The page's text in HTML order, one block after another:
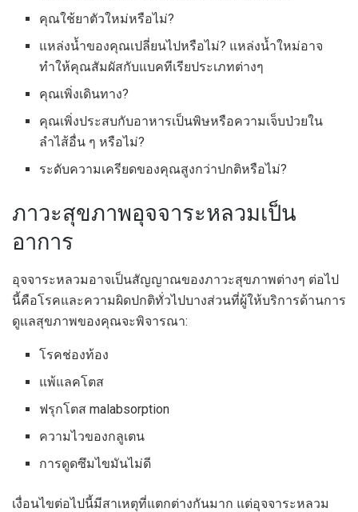
คุณใช้ยาตัวใหม่หรือไม่?
แหล่งน้ำของคุณเปลี่ยนไปหรือไม่? แหล่งน้ำใหม่อาจ
ทำให้คุณสัมผัสกับแบคทีเรียประเภทต่างๆ
คุณเพิ่งเดินทาง?
คุณเพิ่งประสบกับอาหารเป็นพิษหรือความเจ็บป่วยใน
ลำไส้อื่น ๆ หรือไม่?
ระดับความเครียดของคุณสูงกว่าปกติหรือไม่?
ภาวะสุขภาพอุจจาระหลวมเป็น
อาการ
อุจจาระหลวมอาจเป็นสัญญาณของภาวะสุขภาพต่างๆ ต่อไป
นี้คือโรคและความผิดปกติทั่วไปบางส่วนที่ผู้ให้บริการด้านการ
ดูแลสุขภาพของคุณจะพิจารณา:
โรคช่องท้อง
แพ้แลคโตส
ฟรุกโตส malabsorption
ความไวของกลูเตน
การดูดซึมไขมันไม่ดี
เงื่อนไขต่อไปนี้มีสาเหตุที่แตกต่างกันมาก แต่อุจจาระหลวม